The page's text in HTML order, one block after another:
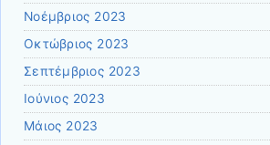
Νοέμβριος 2023
Οκτώβριος 2023
Σεπτέμβριος 2023
Ιούνιος 2023
Μάιος 2023